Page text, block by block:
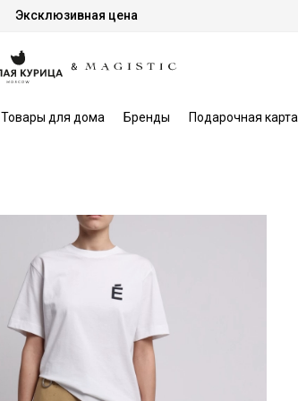
Эксклюзивная цена
Товары для дома Бренды Подарочная карта